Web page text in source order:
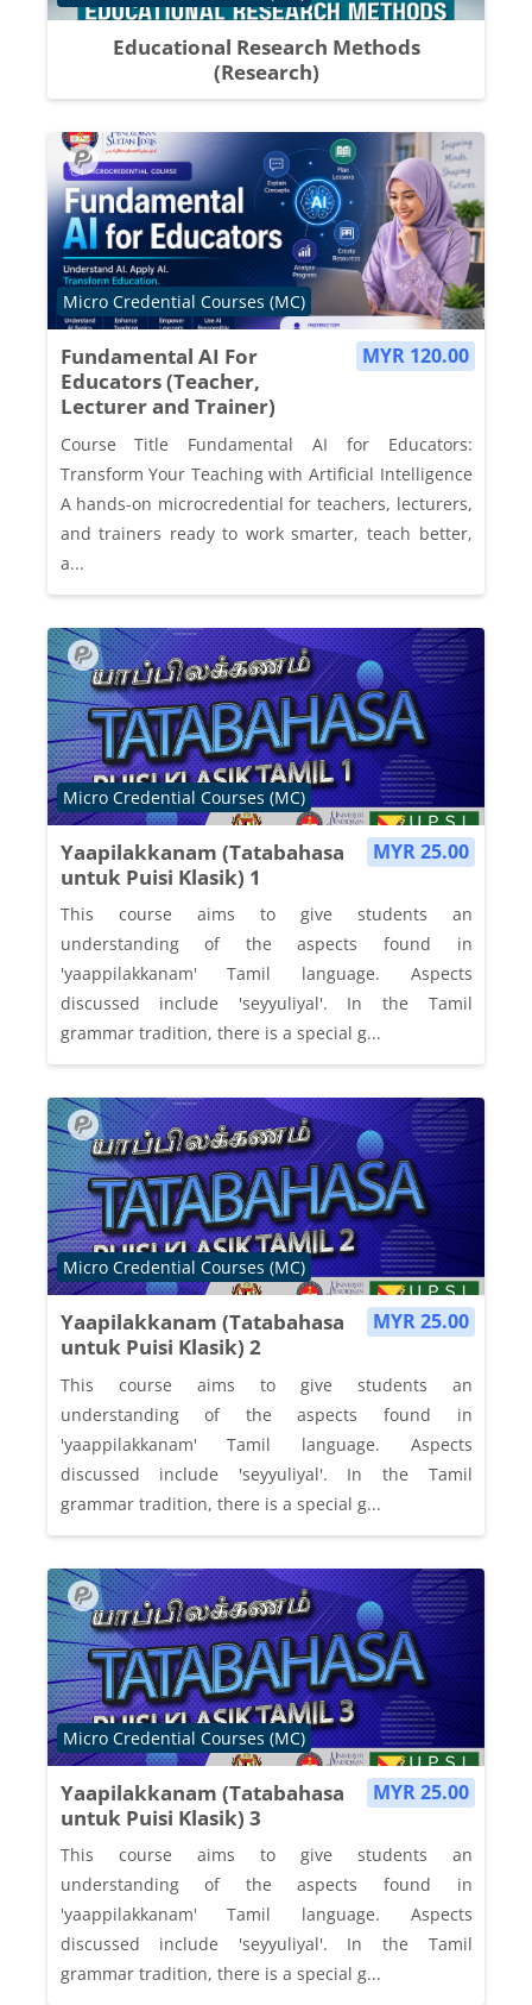
Educational Research Methods
(Research)
MYR 120.00
Fundamental AI For
Educators (Teacher,
Lecturer and Trainer)
Course category
Micro Credential Courses (MC)
Course Title Fundamental AI for Educators:
Transform Your Teaching with Artificial Intelligence
A hands-on microcredential for teachers, lecturers,
and trainers ready to work smarter, teach better,
a...
MYR 25.00
Yaapilakkanam (Tatabahasa
untuk Puisi Klasik) 1
Course category
Micro Credential Courses (MC)
This course aims to give students an
understanding of the aspects found in
'yaappilakkanam' Tamil language. Aspects
discussed include 'seyyuliyal'. In the Tamil
grammar tradition, there is a special g...
MYR 25.00
Yaapilakkanam (Tatabahasa
untuk Puisi Klasik) 2
Course category
Micro Credential Courses (MC)
This course aims to give students an
understanding of the aspects found in
'yaappilakkanam' Tamil language. Aspects
discussed include 'seyyuliyal'. In the Tamil
grammar tradition, there is a special g...
MYR 25.00
Yaapilakkanam (Tatabahasa
untuk Puisi Klasik) 3
Course category
Micro Credential Courses (MC)
This course aims to give students an
understanding of the aspects found in
'yaappilakkanam' Tamil language. Aspects
discussed include 'seyyuliyal'. In the Tamil
grammar tradition, there is a special g...